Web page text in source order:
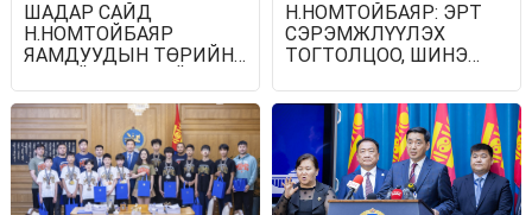
ШАДАР САЙД
Н.НОМТОЙБАЯР
ЯАМДУУДЫН ТӨРИЙН
ДАРГА НАРТАЙ
ШУУРХАЙ ХУРАЛДЛАА
Н.НОМТОЙБАЯР: ЭРТ
СЭРЭМЖЛҮҮЛЭХ
ТОГТОЛЦОО, ШИНЭ
ГАМШГИЙН
ЭРСДЭЛИЙГ
БУУРУУЛАХ ГОЛ
ХӨШҮҮРЭГ